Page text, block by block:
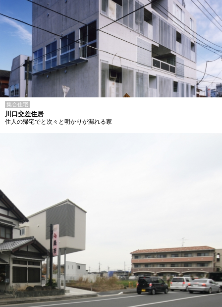
集合住宅
川口交差住居
住人の帰宅でと次々と明かりが漏れる家